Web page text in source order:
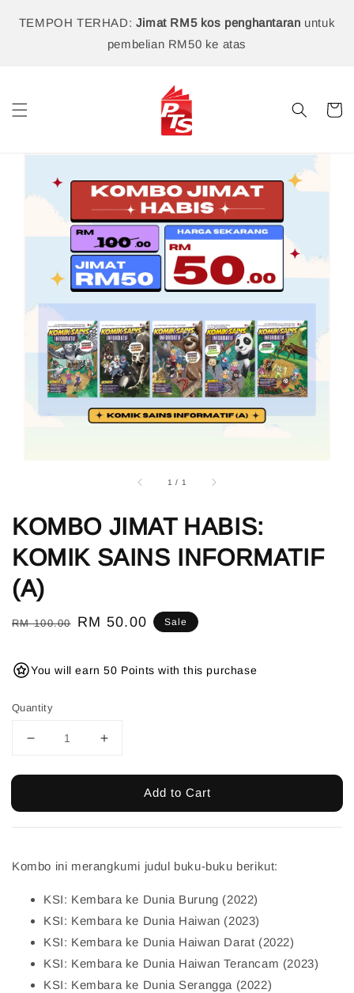
TEMPOH TERHAD: Jimat RM5 kos penghantaran untuk
pembelian RM50 ke atas
1 / 1
KOMBO JIMAT HABIS:
KOMIK SAINS INFORMATIF
(A)
Regular
RM 100.00
Sale
RM 50.00 Sale
You will earn 50 Points with this purchase
Quantity
Add to Cart
Kombo ini merangkumi judul buku-buku berikut:
KSI: Kembara ke Dunia Burung (2022)
KSI: Kembara ke Dunia Haiwan (2023)
KSI: Kembara ke Dunia Haiwan Darat (2022)
KSI: Kembara ke Dunia Haiwan Terancam (2023)
KSI: Kembara ke Dunia Serangga (2022)